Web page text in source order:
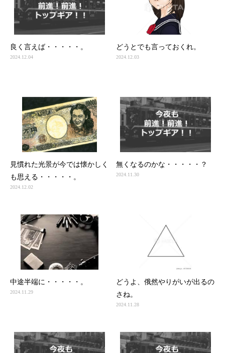
良く言えば・・・・・。
2024.12.04
どうとでも言っておくれ。
2024.12.03
見慣れた光景が今では懐かしく
も思える・・・・・。
2024.12.02
無くなるのかな・・・・・？
2024.11.30
中途半端に・・・・・。
2024.11.29
どうよ、俄然やりがいが出るの
さね。
2024.11.28